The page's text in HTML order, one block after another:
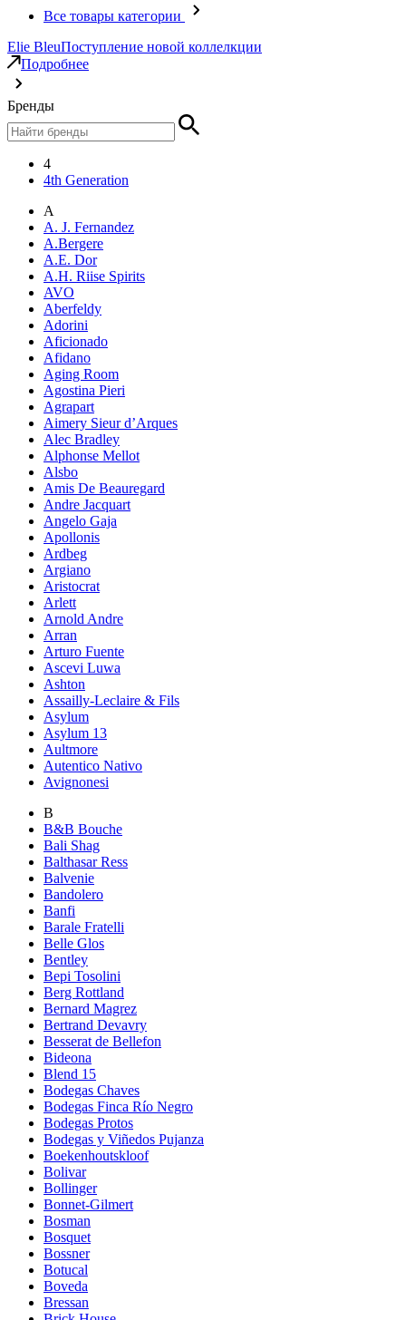
Все товары категории
Elie BleuПоступление новой коллелкции
Подробнее
Бренды
4
4th Generation
A
A. J. Fernandez
A.Bergere
A.E. Dor
A.H. Riise Spirits
AVO
Aberfeldy
Adorini
Aficionado
Afidano
Aging Room
Agostina Pieri
Agrapart
Aimery Sieur d’Arques
Alec Bradley
Alphonse Mellot
Alsbo
Amis De Beauregard
Andre Jacquart
Angelo Gaja
Apollonis
Ardbeg
Argiano
Aristocrat
Arlett
Arnold Andre
Arran
Arturo Fuente
Ascevi Luwa
Ashton
Assailly-Leclaire & Fils
Asylum
Asylum 13
Aultmore
Autentico Nativo
Avignonesi
B
B&B Bouche
Bali Shag
Balthasar Ress
Balvenie
Bandolero
Banfi
Barale Fratelli
Belle Glos
Bentley
Bepi Tosolini
Berg Rottland
Bernard Magrez
Bertrand Devavry
Besserat de Bellefon
Bideona
Blend 15
Bodegas Chaves
Bodegas Finca Río Negro
Bodegas Protos
Bodegas y Viñedos Pujanza
Boekenhoutskloof
Bolivar
Bollinger
Bonnet-Gilmert
Bosman
Bosquet
Bossner
Botucal
Boveda
Bressan